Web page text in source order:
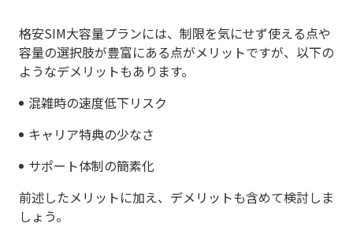
格安SIM大容量プランには、制限を気にせず使える点や
容量の選択肢が豊富にある点がメリットですが、以下の
ようなデメリットもあります。
混雑時の速度低下リスク
キャリア特典の少なさ
サポート体制の簡素化
前述したメリットに加え、デメリットも含めて検討しま
しょう。